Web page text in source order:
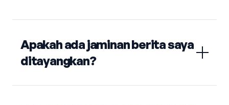
Apakah ada jaminan berita saya
ditayangkan?